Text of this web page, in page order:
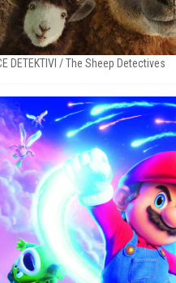
DETEKTIVI / The Sheep Detectives